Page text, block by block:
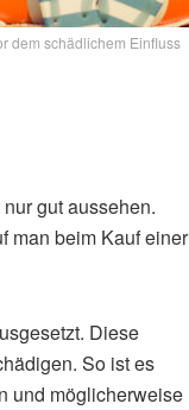
dem schädlichem Einfluss
gut aussehen.
man beim Kauf einer
Diese
So ist es
und möglicherweise